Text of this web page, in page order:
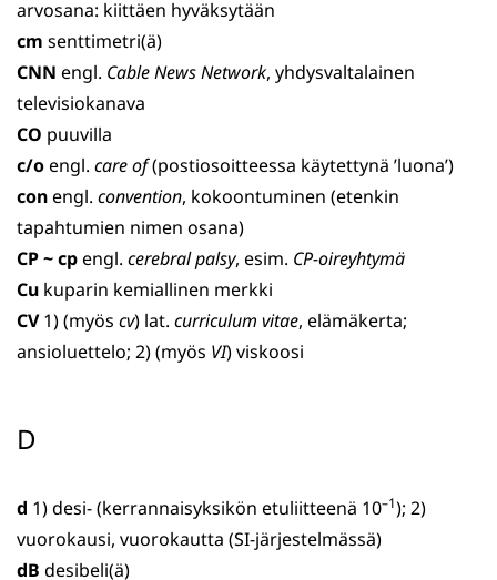
arvosana: kiittäen hyväksytään
cm senttimetri(ä)
CNN engl. Cable News Network, yhdysvaltalainen
televisio­kanava
CO puuvilla
c/oengl. care of(postiosoitteessa käytettynä ’luona’)
conengl. convention, kokoontuminen (etenkin
tapahtumien nimen osana)
CP ~ cpengl. cerebral palsy, esim. CP-oireyhtymä
Cu kuparin kemiallinen merkki
CV1) (myös cv) lat. curriculum vitae, elämäkerta;
ansioluet­telo; 2) (myös VI) viskoosi
D
d 1) desi- (kerrannaisyksikön etuliitteenä 10–1); 2)
vuorokausi, vuorokautta (SI-järjestelmässä)
dB desibeli(ä)